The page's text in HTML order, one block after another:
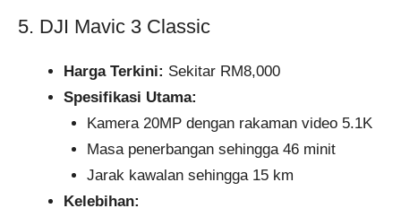
5. DJI Mavic 3 Classic
Harga Terkini: Sekitar RM8,000
Spesifikasi Utama:
Kamera 20MP dengan rakaman video 5.1K
Masa penerbangan sehingga 46 minit
Jarak kawalan sehingga 15 km
Kelebihan: